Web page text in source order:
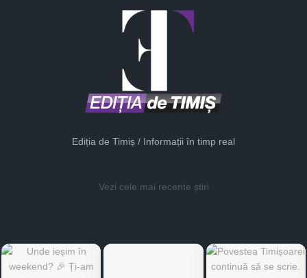
Ediția de Timiș / Informații în timp real
Vezi cele mai recente știri